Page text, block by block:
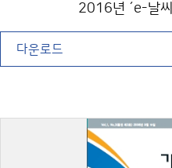
2016년 ´e-날
다운로드